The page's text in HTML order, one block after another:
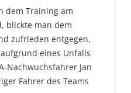
dem Training am
blickte man dem
zufrieden entgegen,
eines Unfalls
Nachwuchsfahrer Jan
Fahrer des Teams